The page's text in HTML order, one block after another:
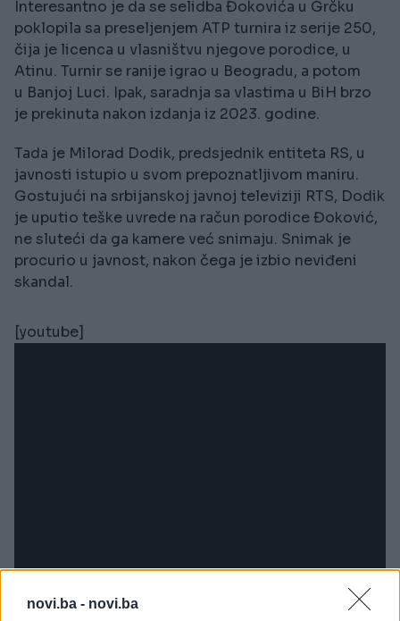
novi.ba - novi.ba
Interesantno je da se selidba Đokovića u Grčku
poklopila sa preseljenjem ATP turnira iz serije 250,
čija je licenca u vlasništvu njegove porodice, u
Atinu. Turnir se ranije igrao u Beogradu, a potom
u Banjoj Luci. Ipak, saradnja sa vlastima u BiH brzo
je prekinuta nakon izdanja iz 2023. godine.
Tada je Milorad Dodik, predsjednik entiteta RS, u
javnosti istupio u svom prepoznatljivom maniru.
Gostujući na srbijanskoj javnoj televiziji RTS, Dodik
je uputio teške uvrede na račun porodice Đoković,
ne sluteći da ga kamere već snimaju. Snimak je
procurio u javnost, nakon čega je izbio neviđeni
skandal.
[youtube]